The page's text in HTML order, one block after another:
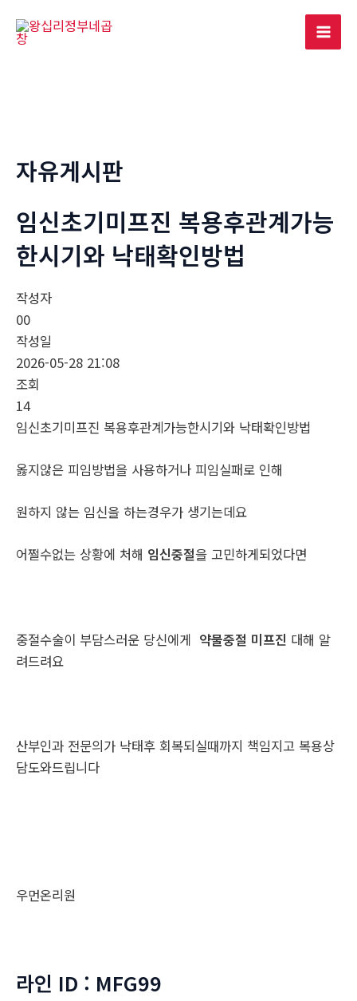
Main
자유게시판
임신초기미프진 복용후관계가능
한시기와 낙태확인방법
작성자
00
작성일
2026-05-28 21:08
조회
14
임신초기미프진 복용후관계가능한시기와 낙태확인방법
옳지않은 피임방법을 사용하거나 피임실패로 인해
원하지 않는 임신을 하는경우가 생기는데요
어쩔수없는 상황에 처해 임신중절을 고민하게되었다면
중절수술이 부담스러운 당신에게 약물중절 미프진 대해 알
려드려요
산부인과 전문의가 낙태후 회복되실때까지 책임지고 복용상
담도와드립니다
우먼온리원
라인 ID : MFG99